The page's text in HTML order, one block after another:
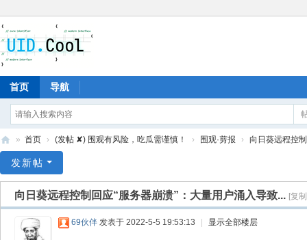
首页 导航
爱
» 首页 › (发帖 ✘) 围观有风险，吃瓜需谨慎！ › 围观·剪报 › 向日葵远程控
发新帖
向日葵远程控制回应“服务器崩溃”：大量用户涌入导致... [复
69伙伴 发表于 2022-5-5 19:53:13 显示全部楼层